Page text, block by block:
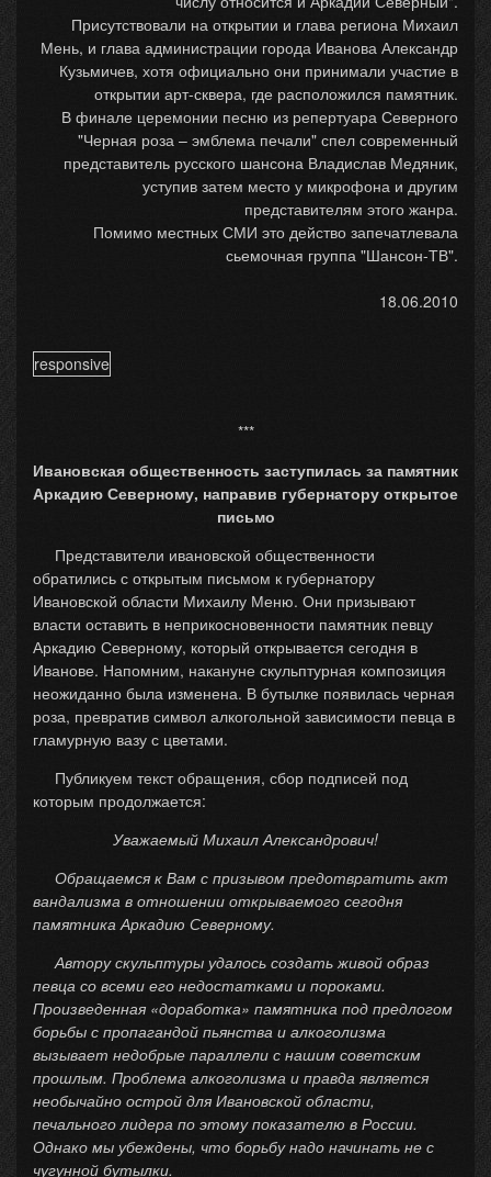
Присутствовали на открытии и глава региона Михаил
Мень, и глава администрации города Иванова Александр
Кузьмичев, хотя официально они принимали участие в
открытии арт-сквера, где расположился памятник.
В финале церемонии песню из репертуара Северного
"Черная роза – эмблема печали" спел современный
представитель русского шансона Владислав Медяник,
уступив затем место у микрофона и другим
представителям этого жанра.
Помимо местных СМИ это действо запечатлевала
сьемочная группа "Шансон-ТВ".
18.06.2010
responsive
***
Ивановская общественность заступилась за памятник
Аркадию Северному, направив губернатору открытое
письмо
Представители ивановской общественности
обратились с открытым письмом к губернатору
Ивановской области Михаилу Меню. Они призывают
власти оставить в неприкосновенности памятник певцу
Аркадию Северному, который открывается сегодня в
Иванове. Напомним, накануне скульптурная композиция
неожиданно была изменена. В бутылке появилась черная
роза, превратив символ алкогольной зависимости певца в
гламурную вазу с цветами.
Публикуем текст обращения, сбор подписей под
которым продолжается:
Уважаемый Михаил Александрович!
Обращаемся к Вам с призывом предотвратить акт
вандализма в отношении открываемого сегодня
памятника Аркадию Северному.
Автору скульптуры удалось создать живой образ
певца со всеми его недостатками и пороками.
Произведенная «доработка» памятника под предлогом
борьбы с пропагандой пьянства и алкоголизма
вызывает недобрые параллели с нашим советским
прошлым. Проблема алкоголизма и правда является
необычайно острой для Ивановской области,
печального лидера по этому показателю в России.
Однако мы убеждены, что борьбу надо начинать не с
чугунной бутылки.